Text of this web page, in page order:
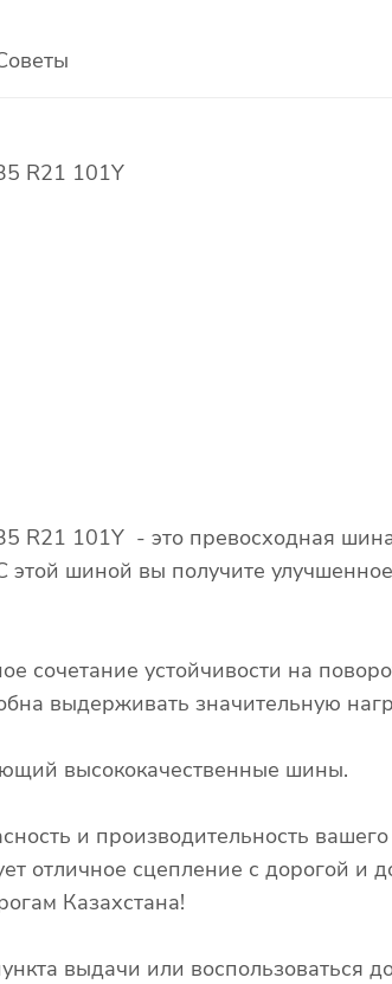
R21 101Y
R21 101Y - это превосходная
этой шиной вы получите
сочетание устойчивости на
выдерживать значительную
высококачественные шины.
и производительность
отличное сцепление с дорогой и
Казахстана!
выдачи или воспользоваться